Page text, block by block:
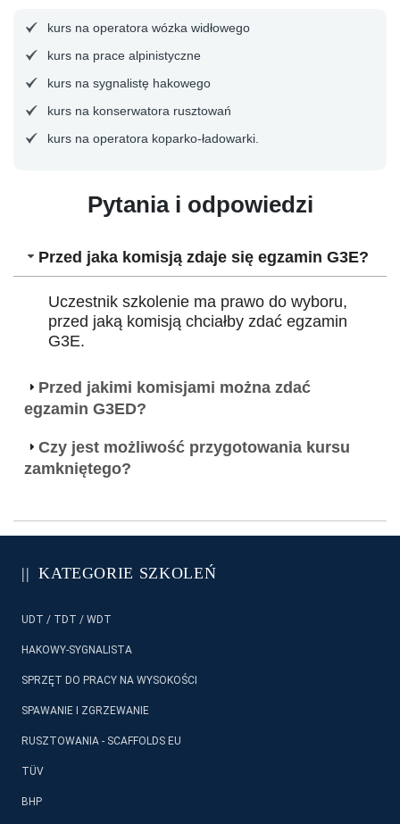
kurs na operatora wózka widłowego
kurs na prace alpinistyczne
kurs na sygnalistę hakowego
kurs na konserwatora rusztowań
kurs na operatora koparko-ładowarki.
Pytania i odpowiedzi
Przed jaka komisją zdaje się egzamin G3E?
Uczestnik szkolenie ma prawo do wyboru,
przed jaką komisją chciałby zdać egzamin
G3E.
Przed jakimi komisjami można zdać
egzamin G3ED?
Czy jest możliwość przygotowania kursu
zamkniętego?
KATEGORIE SZKOLEŃ
UDT / TDT / WDT
HAKOWY-SYGNALISTA
SPRZĘT DO PRACY NA WYSOKOŚCI
SPAWANIE I ZGRZEWANIE
RUSZTOWANIA - SCAFFOLDS EU
TÜV
BHP